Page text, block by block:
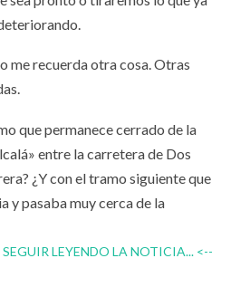
me recuerda otra cosa. Otras
que permanece cerrado de la
entre la carretera de Dos
¿Y con el tramo siguiente que
y pasaba muy cerca de la
LEYENDO LA NOTICIA... <--